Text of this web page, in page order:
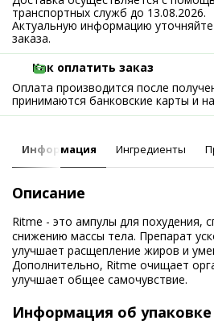
транспортных служб до 13.08.2026.
Актуальную информацию
заказа.
Как оплатить заказ
Оплата производится после
принимаются банковские карты и
Информация Ингредиенты
Описание
Ritme - это ампулы для похудения,
снижению массы тела. Препарат
улучшает расщепление жиров и
Дополнительно, Ritme очищает
улучшает общее самочувствие.
Информация об упаковке